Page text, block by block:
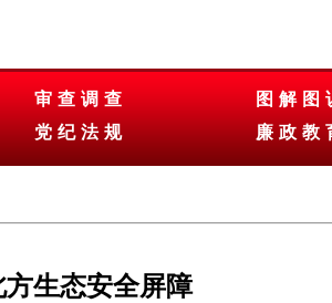
审查调查
党纪法规
图解图
廉政教
生态安全屏障